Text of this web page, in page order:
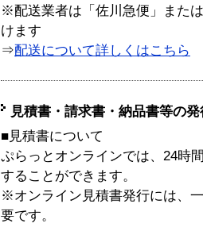
※配送業者は「佐川急便」また
けます
⇒配送について詳しくはこちら
見積書・請求書・納品書等の
■見積書について
ぷらっとオンラインでは、24時
することができます。
※オンライン見積書発行には、
要です。